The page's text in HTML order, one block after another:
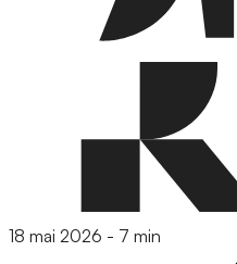
18 mai 2026 - 7 min